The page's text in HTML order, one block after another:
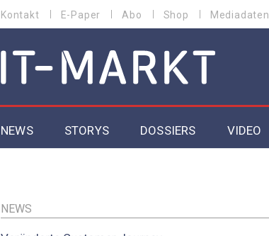
Kontakt E-Paper Abo Shop Mediadaten
MAIN NAVIGATION
NEWS STORYS DOSSIERS VIDEO
NEWS